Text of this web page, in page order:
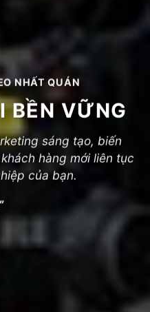
NHẤT QUÁN
BỀN VỮNG
sáng tạo, biến
hàng mới liên tục
của bạn.